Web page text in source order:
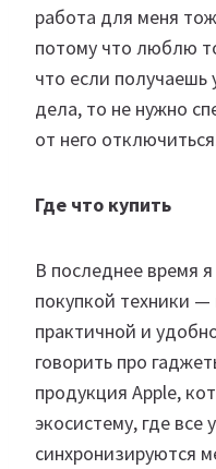
работа для меня
потому что люблю
что если получаешь
дела, то не нужно
от него
Где что купить
В последнее время
покупкой техники
практичной и
говорить про
продукция Apple,
экосистему, где все
синхронизируются